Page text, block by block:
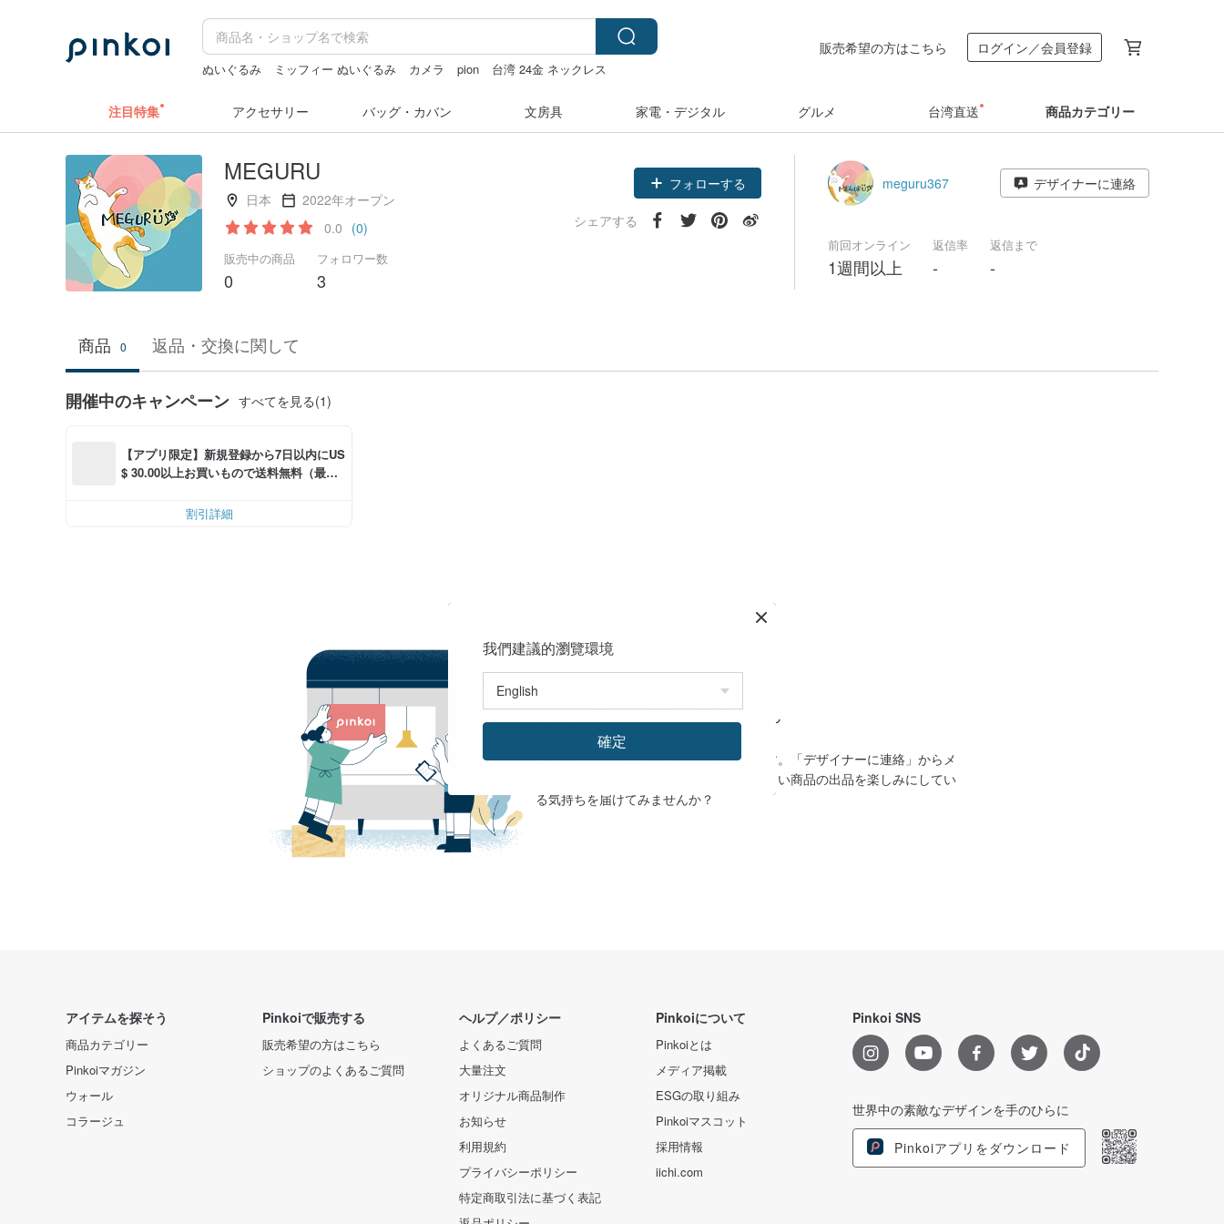
ぬいぐるみ ミッフィー ぬいぐるみ カメラ pion
台湾 24金 ネックレス
販売希望の方はこちら ログイン／会員登録
注目特集 アクセサリー バッグ・カバン 文房具 家電・デジタル グルメ 台湾直送 商品カテゴリー
MEGURU
日本
2022年オープン
0.0 (0)
販売中の商品
0
フォロワー数
3
フォローする
シェアする
meguru367 デザイナーに連絡
前回オンライン
1週間以上
返信率
-
返信まで
-
商品 0 返品・交換に関して
開催中のキャンペーン すべてを見る(1)
【アプリ限定】新規登録から7日以内にUS
$ 30.00以上お買いもので送料無料（最大U
割引詳細
ショップにまだ商品がありません
ショップは現在休暇中、または準備中です。「デザイナーに連絡」からメ
ッセージを送って、ショップの再開や新しい商品の出品を楽しみにしてい
る気持ちを届けてみませんか？
アイテムを探そう
商品カテゴリー
Pinkoiマガジン
ウォール
コラージュ
Pinkoiで販売する
販売希望の方はこちら
ショップのよくあるご質問
ヘルプ／ポリシー
よくあるご質問
大量注文
オリジナル商品制作
お知らせ
利用規約
プライバシーポリシー
特定商取引法に基づく表記
Pinkoiについて
Pinkoiとは
メディア掲載
ESGの取り組み
Pinkoiマスコット
採用情報
iichi.com
Pinkoi SNS
世界中の素敵なデザインを手のひらに
Pinkoiアプリをダウンロード
我們建議的瀏覽環境
確定